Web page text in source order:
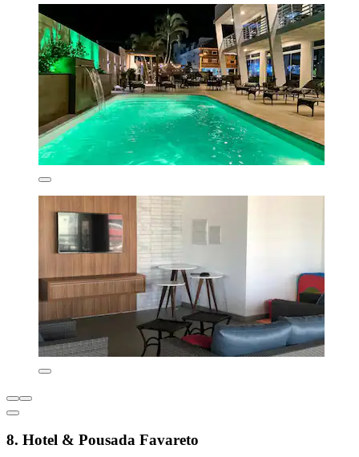
8. Hotel & Pousada Favareto